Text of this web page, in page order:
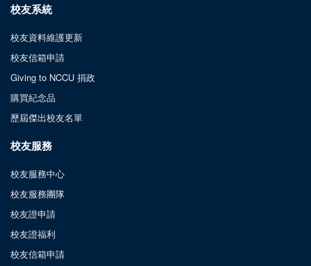
校友系統
校友資料維護更新
校友信箱申請
Giving to NCCU 捐政
購買紀念品
歷屆傑出校友名單
校友服務
校友服務中心
校友服務團隊
校友證申請
校友證福利
校友信箱申請